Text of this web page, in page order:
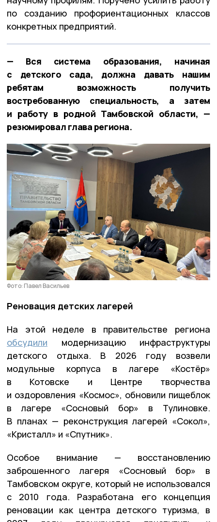
по созданию профориентационных классов
конкретных предприятий.
— Вся система образования, начиная
с детского сада, должна давать нашим
ребятам возможность получить
востребованную специальность, а затем
и работу в родной Тамбовской области, —
резюмировал глава региона.
Фото: Павел Васильев
Реновация детских лагерей
На этой неделе в правительстве региона
обсудили модернизацию инфраструктуры
детского отдыха. В 2026 году возвели
модульные корпуса в лагере «Костёр»
в Котовске и Центре творчества
и оздоровления «Космос», обновили пищеблок
в лагере «Сосновый бор» в Тулиновке.
В планах — реконструкция лагерей «Сокол»,
«Кристалл» и «Спутник».
Особое внимание — восстановлению
заброшенного лагеря «Сосновый бор» в
Тамбовском округе, который не использовался
с 2010 года. Разработана его концепция
реновации как центра детского туризма, в